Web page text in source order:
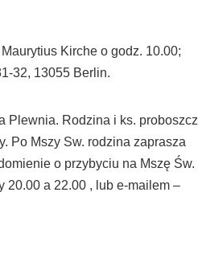
Kirche o godz. 10.00;
32, 13055 Berlin.
Plewnia. Rodzina i ks. proboszcz
Po Mszy Sw. rodzina zaprasza
o przybyciu na Mszę Św.
20.00 a 22.00 , lub e-mailem –